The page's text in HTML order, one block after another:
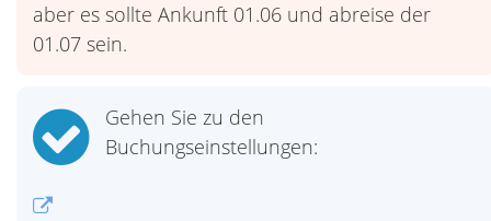
aber es sollte Ankunft 01.06 und abreise der
01.07 sein.
Gehen Sie zu den
Buchungseinstellungen: